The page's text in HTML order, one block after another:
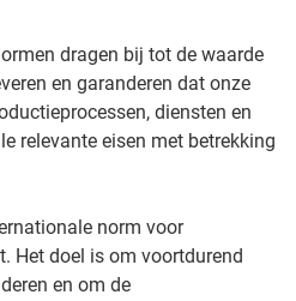
dragen bij tot de waarde
en garanderen dat onze
diensten en
relevante eisen met betrekking
norm voor
Het doel is om voortdurend
en om de